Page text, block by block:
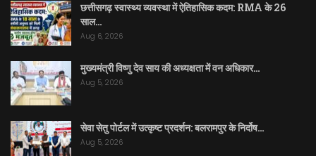
छत्तीसगढ़ स्वास्थ्य व्यवस्था में ऐतिहासिक कदम: RMA के 26
साल…
Aug 6, 2026
मुख्यमंत्री विष्णु देव साय की अध्यक्षता में वन अधिकार…
Aug 5, 2026
सेवा सेतु पोर्टल में उत्कृष्ट प्रदर्शन: बलरामपुर के निर्दोष…
Aug 5, 2026